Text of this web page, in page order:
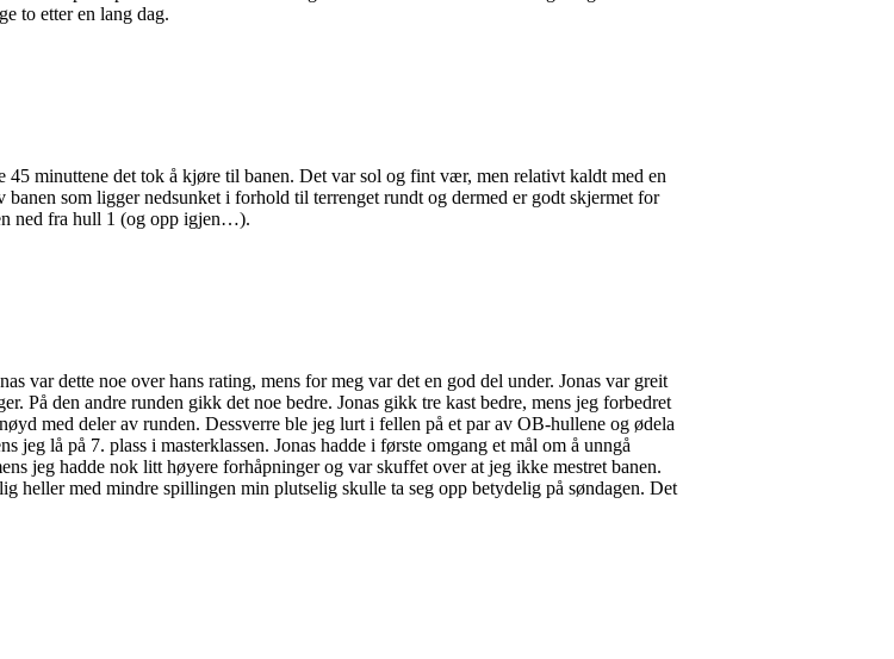
to etter en lang dag.
minuttene det tok å kjøre til banen. Det var sol og fint vær, men relativt kaldt med en
som ligger nedsunket i forhold til terrenget rundt og dermed er godt skjermet for
ned fra hull 1 (og opp igjen…).
var dette noe over hans rating, mens for meg var det en god del under. Jonas var greit
På den andre runden gikk det noe bedre. Jonas gikk tre kast bedre, mens jeg forbedret
med deler av runden. Dessverre ble jeg lurt i fellen på et par av OB-hullene og ødela
jeg lå på 7. plass i masterklassen. Jonas hadde i første omgang et mål om å unngå
jeg hadde nok litt høyere forhåpninger og var skuffet over at jeg ikke mestret banen.
heller med mindre spillingen min plutselig skulle ta seg opp betydelig på søndagen. Det